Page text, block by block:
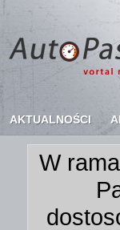
AKTUALNOŚCI
W